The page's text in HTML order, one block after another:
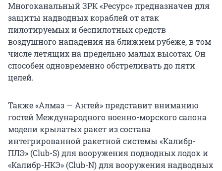
Многоканальный ЗРК «Ресурс» предназначен для
защиты надводных кораблей от атак
пилотируемых и беспилотных средств
воздушного нападения на ближнем рубеже, в том
числе летящих на предельно малых высотах. Он
способен одновременно обстреливать до пяти
целей.
Также «Алмаз — Антей» представит вниманию
гостей Международного военно-морского салона
модели крылатых ракет из состава
интегрированной ракетной системы «Калибр-
ПЛЭ» (Club-S) для вооружения подводных лодок и
«Калибр-НКЭ» (Club-N) для вооружения надводных